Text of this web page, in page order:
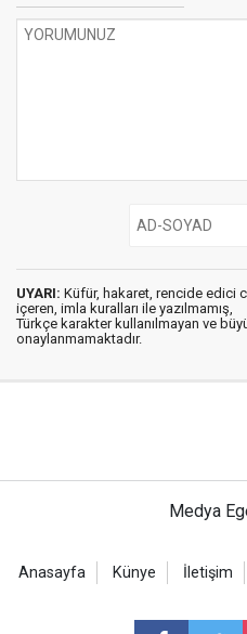
UYARI: Küfür, hakaret, rencide edici
içeren, imla kuralları ile yazılmamış,
Türkçe karakter kullanılmayan ve
onaylanmamaktadır.
Medya
Anasayfa Künye İletişim